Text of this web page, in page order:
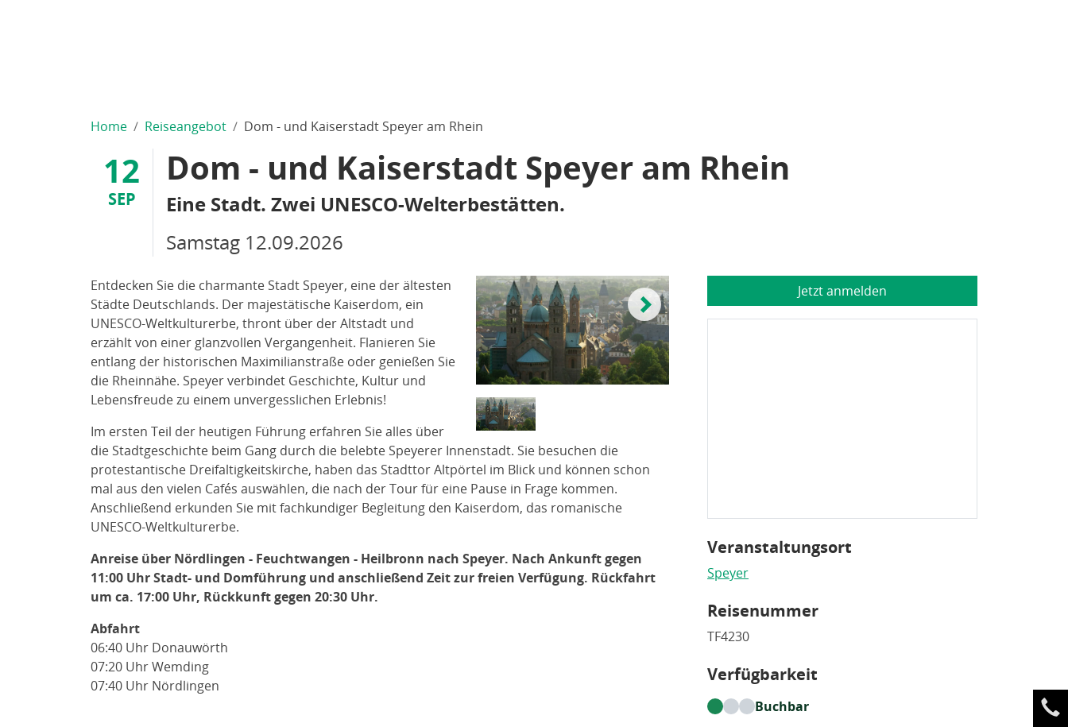
Home Reiseangebot Dom - und Kaiserstadt Speyer am Rhein
12
SEP
Dom - und Kaiserstadt Speyer am Rhein
Eine Stadt. Zwei UNESCO-Welterbestätten.
Samstag 12.09.2026
Entdecken Sie die charmante Stadt Speyer, eine der ältesten
Städte Deutschlands. Der majestätische Kaiserdom, ein
UNESCO-Weltkulturerbe, thront über der Altstadt und
erzählt von einer glanzvollen Vergangenheit. Flanieren Sie
entlang der historischen Maximilianstraße oder genießen Sie
die Rheinnähe. Speyer verbindet Geschichte, Kultur und
Lebensfreude zu einem unvergesslichen Erlebnis!
Im ersten Teil der heutigen Führung erfahren Sie alles über
die Stadtgeschichte beim Gang durch die belebte Speyerer Innenstadt. Sie besuchen die
protestantische Dreifaltigkeitskirche, haben das Stadttor Altpörtel im Blick und können schon
mal aus den vielen Cafés auswählen, die nach der Tour für eine Pause in Frage kommen.
Anschließend erkunden Sie mit fachkundiger Begleitung den Kaiserdom, das romanische
UNESCO-Weltkulturerbe.
Anreise über Nördlingen - Feuchtwangen - Heilbronn nach Speyer. Nach Ankunft gegen
11:00 Uhr Stadt- und Domführung und anschließend Zeit zur freien Verfügung. Rückfahrt
um ca. 17:00 Uhr, Rückkunft gegen 20:30 Uhr.
Abfahrt
06:40 Uhr Donauwörth
07:20 Uhr Wemding
07:40 Uhr Nördlingen
Jetzt anmelden
Veranstaltungsort
Speyer
Reisenummer
TF4230
Verfügbarkeit
Buchbar